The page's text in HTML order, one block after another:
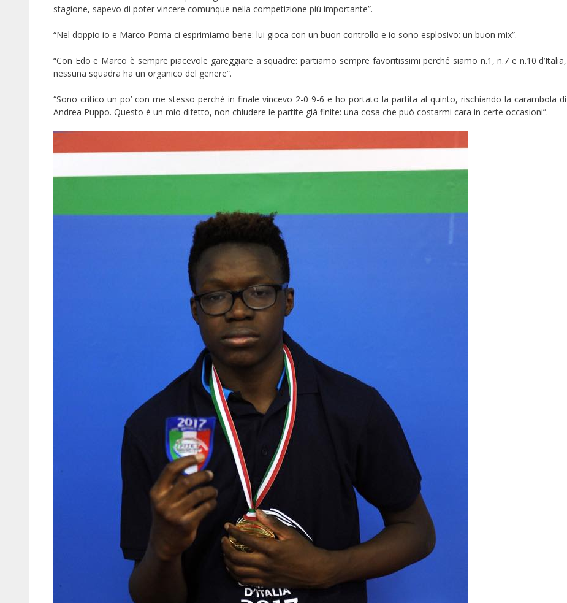
stagione, sapevo di poter vincere comunque nella competizione più importante”.
“Nel doppio io e Marco Poma ci esprimiamo bene: lui gioca con un buon controllo e io sono esplosivo: un buon mix”.
“Con Edo e Marco è sempre piacevole gareggiare a squadre: partiamo sempre favoritissimi perché siamo n.1, n.7 e n.10 d’Italia,
nessuna squadra ha un organico del genere”.
“Sono critico un po’ con me stesso perché in finale vincevo 2-0 9-6 e ho portato la partita al quinto, rischiando la carambola di
Andrea Puppo. Questo è un mio difetto, non chiudere le partite già finite: una cosa che può costarmi cara in certe occasioni”.